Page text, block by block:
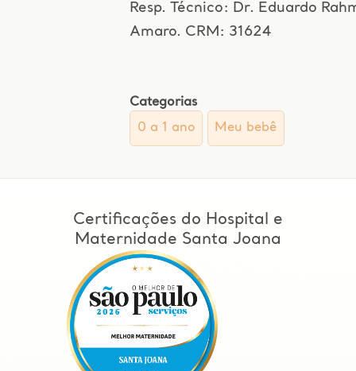
Resp. Técnico: Dr. Eduardo
Amaro. CRM: 31624
Categorias
0 a 1 ano
Meu bebê
Certificações do Hospital e
Maternidade Santa Joana